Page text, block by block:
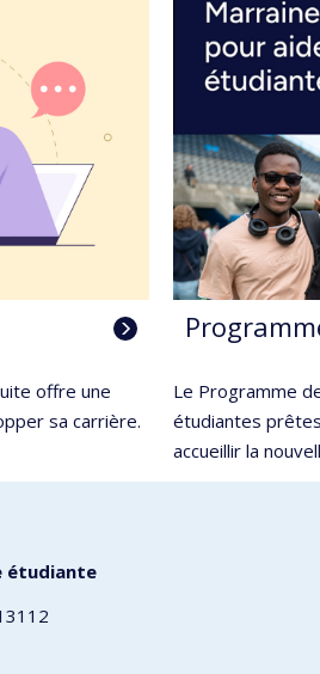
offre une
sa carrière.
Le Programme
étudiantes
accueillir la
étudiante